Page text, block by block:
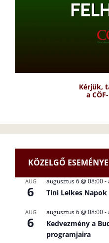
Kérjük,
a
KÖZELGŐ
AUG
6
augusztus 6 @ 08:00-
Tini Lelkes Napok
AUG
6
augusztus 6 @ 08:00-
Kedvezmény a
programjaira